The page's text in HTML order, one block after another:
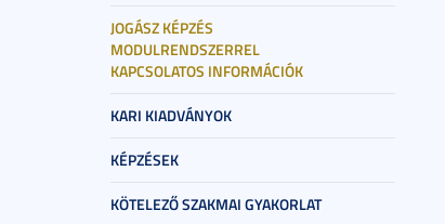
JOGÁSZ KÉPZÉS
MODULRENDSZERREL
KAPCSOLATOS INFORMÁCIÓK
KARI KIADVÁNYOK
KÉPZÉSEK
KÖTELEZŐ SZAKMAI GYAKORLAT